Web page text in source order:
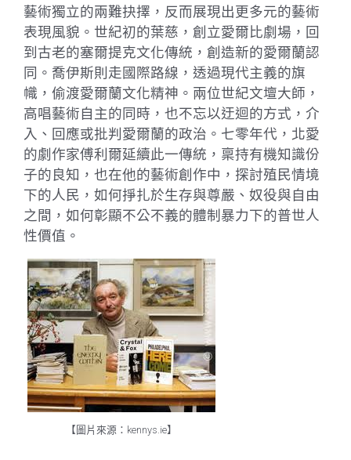
藝術獨立的兩難抉擇，反而展現出更多元的藝術
表現風貌。世紀初的葉慈，創立愛爾比劇場，回
到古老的塞爾提克文化傳統，創造新的愛爾蘭認
同。喬伊斯則走國際路線，透過現代主義的旗
幟，偷渡愛爾蘭文化精神。兩位世紀文壇大師，
高唱藝術自主的同時，也不忘以迂迴的方式，介
入、回應或批判愛爾蘭的政治。七零年代，北愛
的劇作家傅利爾延續此一傳統，稟持有機知識份
子的良知，也在他的藝術創作中，探討殖民情境
下的人民，如何掙扎於生存與尊嚴、奴役與自由
之間，如何彰顯不公不義的體制暴力下的普世人
性價值。
【圖片來源：kennys.ie】